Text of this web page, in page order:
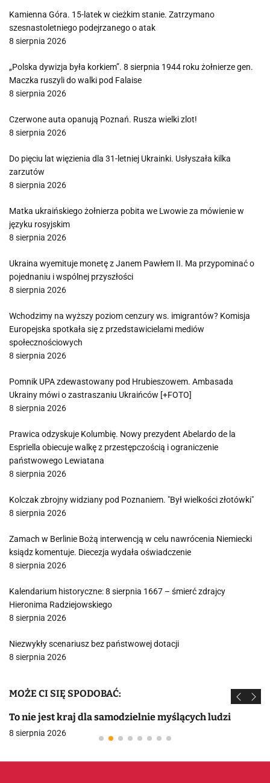
Kamienna Góra. 15-latek w cieżkim stanie. Zatrzymano
szesnastoletniego podejrzanego o atak
8 sierpnia 2026
„Polska dywizja była korkiem”. 8 sierpnia 1944 roku żołnierze gen.
Maczka ruszyli do walki pod Falaise
8 sierpnia 2026
Czerwone auta opanują Poznań. Rusza wielki zlot!
8 sierpnia 2026
Do pięciu lat więzienia dla 31-letniej Ukrainki. Usłyszała kilka
zarzutów
8 sierpnia 2026
Matka ukraińskiego żołnierza pobita we Lwowie za mówienie w
języku rosyjskim
8 sierpnia 2026
Ukraina wyemituje monetę z Janem Pawłem II. Ma przypominać o
pojednaniu i wspólnej przyszłości
8 sierpnia 2026
Wchodzimy na wyższy poziom cenzury ws. imigrantów? Komisja
Europejska spotkała się z przedstawicielami mediów
społecznościowych
8 sierpnia 2026
Pomnik UPA zdewastowany pod Hrubieszowem. Ambasada
Ukrainy mówi o zastraszaniu Ukraińców [+FOTO]
8 sierpnia 2026
Prawica odzyskuje Kolumbię. Nowy prezydent Abelardo de la
Espriella obiecuje walkę z przestępczością i ograniczenie
państwowego Lewiatana
8 sierpnia 2026
Kolczak zbrojny widziany pod Poznaniem. "Był wielkości złotówki"
8 sierpnia 2026
Zamach w Berlinie Bożą interwencją w celu nawrócenia Niemiecki
ksiądz komentuje. Diecezja wydała oświadczenie
8 sierpnia 2026
Kalendarium historyczne: 8 sierpnia 1667 – śmierć zdrajcy
Hieronima Radziejowskiego
8 sierpnia 2026
Niezwykły scenariusz bez państwowej dotacji
8 sierpnia 2026
MOŻE CI SIĘ SPODOBAĆ:
To nie jest kraj dla samodzielnie myślących ludzi
8 sierpnia 2026